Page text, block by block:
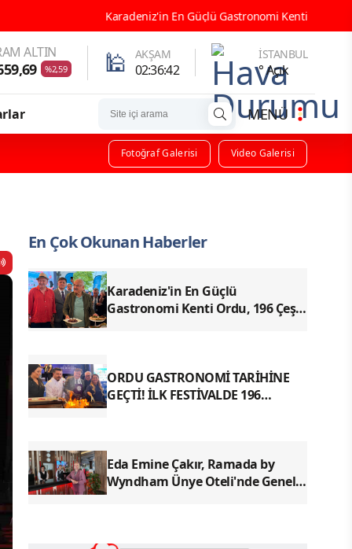
En Güçlü Gastronomi Kenti Ordu, 196 Çeşit Yöresel
ALTIN
%2,59 🕌 AKŞAM
02:36:40
İSTANBUL
° Açık
MENÜ
Fotoğraf Galerisi Video Galerisi
En Çok Okunan Haberler
Karadeniz'in En Güçlü
Gastronomi Kenti Ordu, 196 Çeşit
ORDU GASTRONOMİ TARİHİNE
GEÇTİ! İLK FESTİVALDE 196
Eda Emine Çakır, Ramada by
Wyndham Ünye Oteli'nde Genel